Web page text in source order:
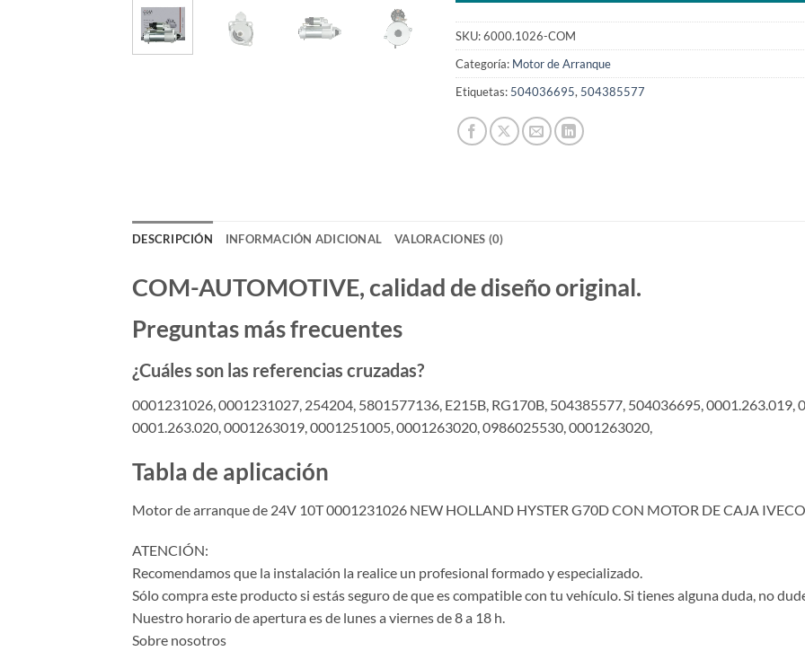
SKU:6000.1026-COM
Categoría: Motor de Arranque
Etiquetas: 504036695, 504385577
DESCRIPCIÓN INFORMACIÓN ADICIONAL VALORACIONES (0)
COM-AUTOMOTIVE, calidad de diseño original.
Preguntas más frecuentes
¿Cuáles son las referencias cruzadas?
0001231026, 0001231027, 254204, 5801577136, E215B, RG170B, 504385577, 504036695, 0001.263.019,
0001.263.020, 0001263019, 0001251005, 0001263020, 0986025530, 0001263020,
Tabla de aplicación
Motor de arranque de 24V 10T 0001231026 NEW HOLLAND HYSTER G70D CON MOTOR DE CAJA IVECO
ATENCIÓN:
Recomendamos que la instalación la realice un profesional formado y especializado.
Sólo compra este producto si estás seguro de que es compatible con tu vehículo. Si tienes alguna duda, no
Nuestro horario de apertura es de lunes a viernes de 8 a 18 h.
Sobre nosotros